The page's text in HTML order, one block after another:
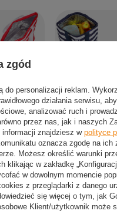
NILS Torba
Piknikowa Na
Na Ramię 32 L
33,50 zł / szt.
zgód
do personalizacji reklam.
działania serwisu,
analizować ruch i
przez nas, jak i naszych
informacji znajdziesz w polityce
oznacza zgodę na ich
Możesz określić warunki
klikając w zakładkę
w dowolnym momencie
z przeglądarki z danego
się więcej o tym, jak
Klient/użytkownik może